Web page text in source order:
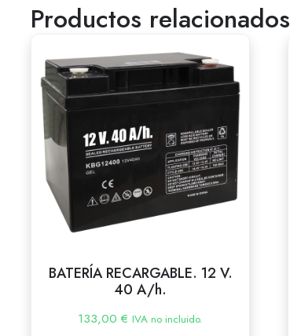
Productos relacionados
BATERÍA RECARGABLE. 12 V.
40 A/h.
133,00€ IVA no incluido.